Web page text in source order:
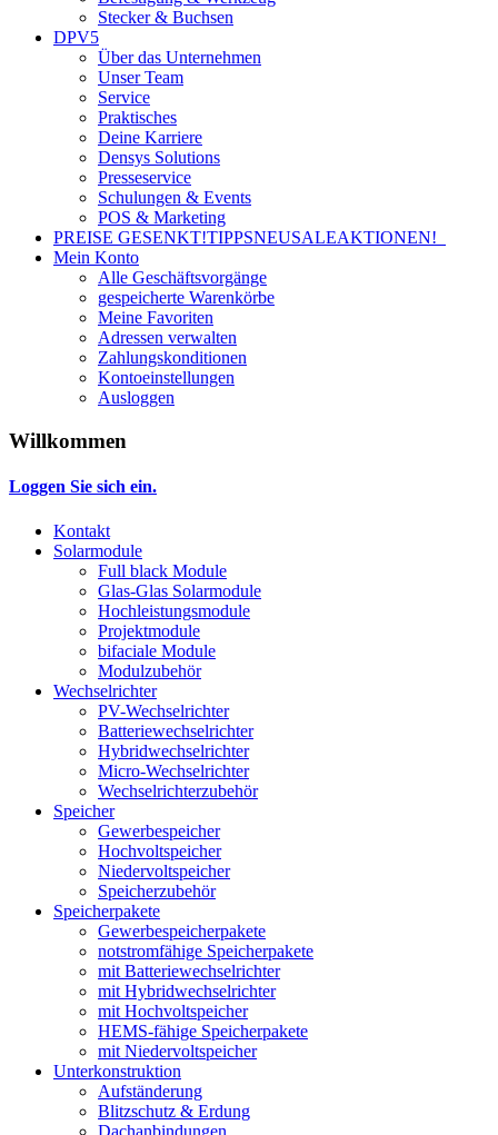
Stecker & Buchsen
DPV5
Über das Unternehmen
Unser Team
Service
Praktisches
Deine Karriere
Densys Solutions
Presseservice
Schulungen & Events
POS & Marketing
PREISE GESENKT!TIPPSNEUSALEAKTIONEN!
Mein Konto
Alle Geschäftsvorgänge
gespeicherte Warenkörbe
Meine Favoriten
Adressen verwalten
Zahlungskonditionen
Kontoeinstellungen
Ausloggen
Willkommen
Loggen Sie sich ein.
Kontakt
Solarmodule
Full black Module
Glas-Glas Solarmodule
Hochleistungsmodule
Projektmodule
bifaciale Module
Modulzubehör
Wechselrichter
PV-Wechselrichter
Batteriewechselrichter
Hybridwechselrichter
Micro-Wechselrichter
Wechselrichterzubehör
Speicher
Gewerbespeicher
Hochvoltspeicher
Niedervoltspeicher
Speicherzubehör
Speicherpakete
Gewerbespeicherpakete
notstromfähige Speicherpakete
mit Batteriewechselrichter
mit Hybridwechselrichter
mit Hochvoltspeicher
HEMS-fähige Speicherpakete
mit Niedervoltspeicher
Unterkonstruktion
Aufständerung
Blitzschutz & Erdung
Dachanbindungen